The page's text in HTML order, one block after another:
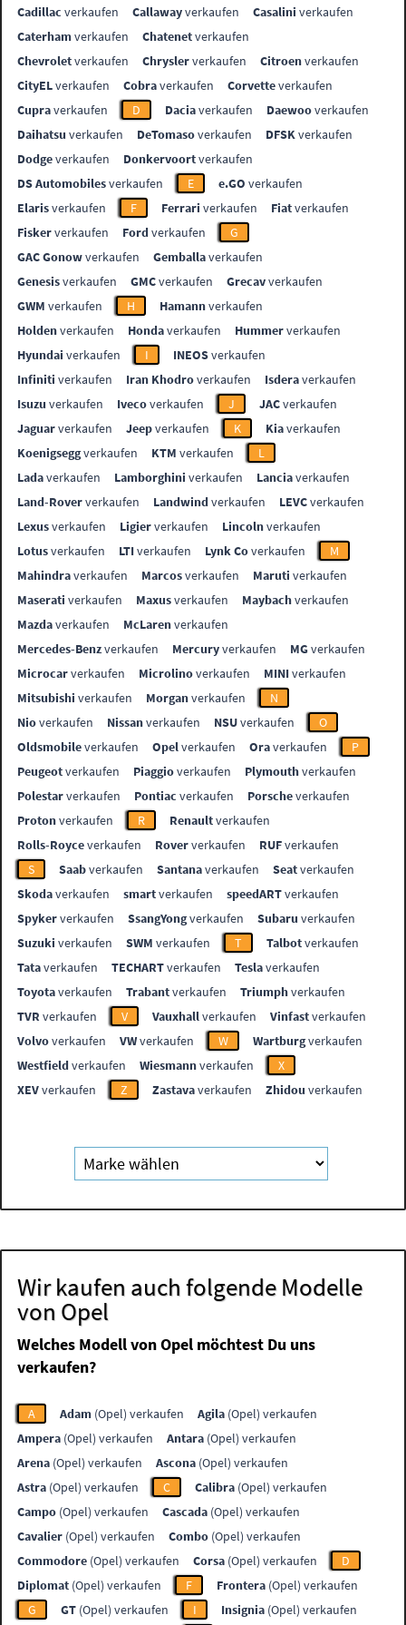
Cadillac verkaufen Callawayverkaufen Casalini verkaufen
Caterhamverkaufen Chatenetverkaufen
Chevroletverkaufen Chryslerverkaufen Citroenverkaufen
CityELverkaufen Cobraverkaufen Corvetteverkaufen
Cupraverkaufen D Daciaverkaufen Daewooverkaufen
Daihatsu verkaufen DeTomasoverkaufen DFSKverkaufen
Dodgeverkaufen Donkervoortverkaufen
DS Automobilesverkaufen E e.GO verkaufen
Elarisverkaufen F Ferrari verkaufen Fiatverkaufen
Fiskerverkaufen Fordverkaufen
G
GAC Gonowverkaufen Gemballaverkaufen
Genesisverkaufen GMCverkaufen Grecavverkaufen
GWM verkaufen H Hamannverkaufen
Holdenverkaufen Hondaverkaufen Hummerverkaufen
Hyundai verkaufen I INEOSverkaufen
Infiniti verkaufen Iran Khodroverkaufen Isderaverkaufen
Isuzu verkaufen Ivecoverkaufen J JACverkaufen
Jaguarverkaufen Jeepverkaufen K Kiaverkaufen
Koenigseggverkaufen KTM verkaufen
L
Ladaverkaufen Lamborghini verkaufen Lanciaverkaufen
Land-Roververkaufen Landwindverkaufen LEVCverkaufen
Lexusverkaufen Ligierverkaufen Lincolnverkaufen
Lotusverkaufen LTIverkaufen Lynk Coverkaufen
M
Mahindraverkaufen Marcosverkaufen Maruti verkaufen
Maserati verkaufen Maxusverkaufen Maybachverkaufen
Mazdaverkaufen McLarenverkaufen
Mercedes-Benzverkaufen Mercuryverkaufen MGverkaufen
Microcarverkaufen Microlinoverkaufen MINIverkaufen
Mitsubishi verkaufen Morganverkaufen
N
Nioverkaufen Nissanverkaufen NSUverkaufen
O
Oldsmobileverkaufen Opelverkaufen Oraverkaufen
P
Peugeotverkaufen Piaggioverkaufen Plymouthverkaufen
Polestarverkaufen Pontiac verkaufen Porscheverkaufen
Protonverkaufen R Renaultverkaufen
Rolls-Royceverkaufen Roververkaufen RUFverkaufen
S
Saabverkaufen Santanaverkaufen Seatverkaufen
Skodaverkaufen smartverkaufen speedARTverkaufen
Spykerverkaufen SsangYongverkaufen Subaru verkaufen
Suzuki verkaufen SWM verkaufen T Talbotverkaufen
Tataverkaufen TECHARTverkaufen Teslaverkaufen
Toyotaverkaufen Trabantverkaufen Triumphverkaufen
TVR verkaufen V Vauxhallverkaufen Vinfastverkaufen
Volvoverkaufen VWverkaufen W Wartburgverkaufen
Westfieldverkaufen Wiesmannverkaufen
X
XEVverkaufen Z Zastavaverkaufen Zhidou verkaufen
Wir kaufen auch folgende Modelle
von Opel
Welches Modell von Opel möchtest Du uns
verkaufen?
A Adam (Opel) verkaufen Agila (Opel) verkaufen
Ampera (Opel) verkaufen Antara (Opel) verkaufen
Arena (Opel) verkaufen Ascona (Opel) verkaufen
Astra (Opel) verkaufen C Calibra (Opel) verkaufen
Campo (Opel) verkaufen Cascada (Opel) verkaufen
Cavalier (Opel) verkaufen Combo (Opel) verkaufen
Commodore (Opel) verkaufen Corsa (Opel) verkaufen
D
Diplomat (Opel) verkaufen F Frontera (Opel) verkaufen
G
GT (Opel) verkaufen I Insignia (Opel) verkaufen